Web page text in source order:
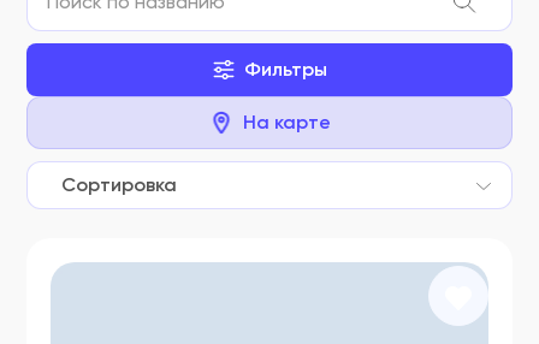
Фильтры
На карте
Сортировка